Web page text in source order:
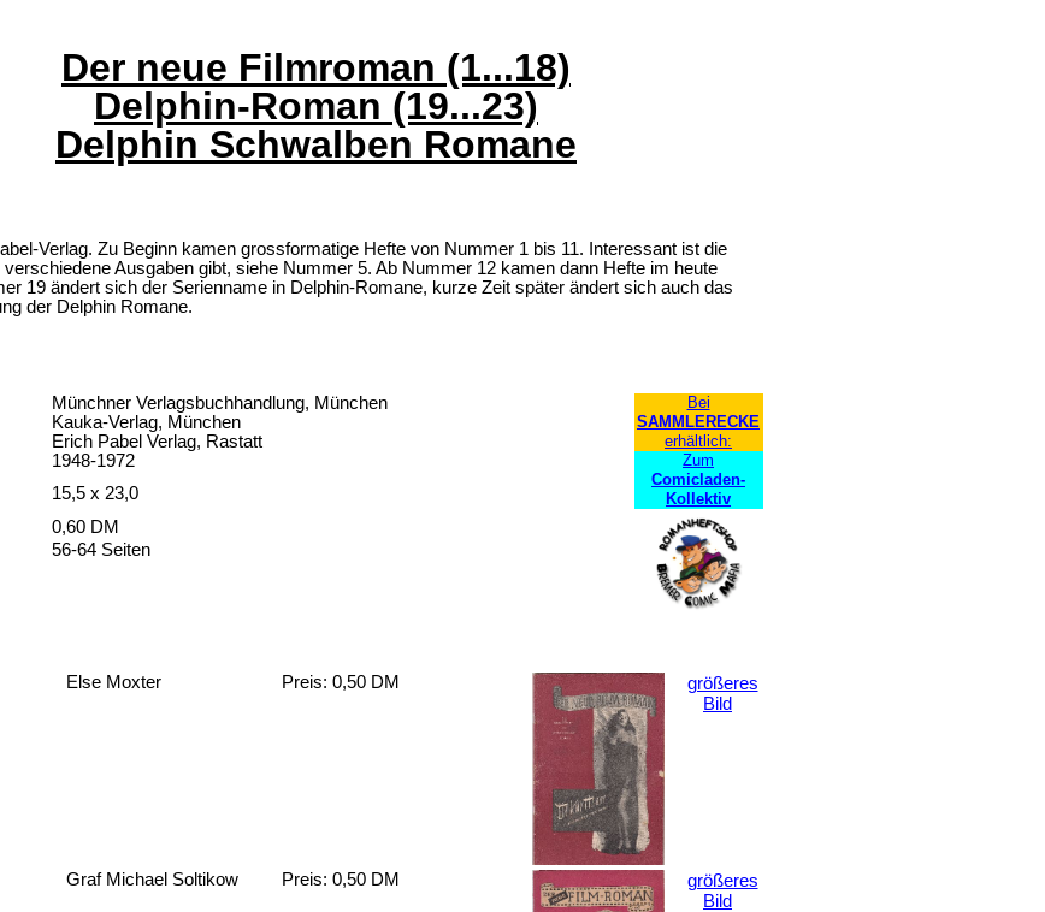
Der neue Filmroman (1...18)
Delphin-Roman (19...23)
Delphin Schwalben Romane
Verlag. Zu Beginn kamen grossformatige Hefte von Nummer 1 bis 11. Interessant ist die
Ausgaben gibt, siehe Nummer 5. Ab Nummer 12 kamen dann Hefte im heute
19 ändert sich der Serienname in Delphin-Romane, kurze Zeit später ändert sich auch das
der Delphin Romane.
Münchner Verlagsbuchhandlung, München
Kauka-Verlag, München
Erich Pabel Verlag, Rastatt
Bei
SAMMLERECKE
erhältlich:
Zum
Comicladen-
Kollektiv
1948-1972
15,5 x 23,0
0,60 DM
56-64 Seiten
Else Moxter Preis: 0,50 DM
größeres
Bild
Graf Michael Soltikow Preis: 0,50 DM
größeres
Bild